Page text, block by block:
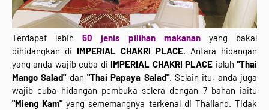
Terdapat lebih 50 jenis pilihan makanan yang bakal
dihidangkan di IMPERIAL CHAKRI PLACE . Antara hidangan
yang anda wajib cuba di IMPERIAL CHAKRI PLACE ialah"Thai
Mango Salad" dan "Thai Papaya Salad". Selain itu, anda juga
wajib cuba hidangan pembuka selera dengan 7 bahan iaitu
"Mieng Kam"yang sememangnya terkenal di Thailand. Tidak